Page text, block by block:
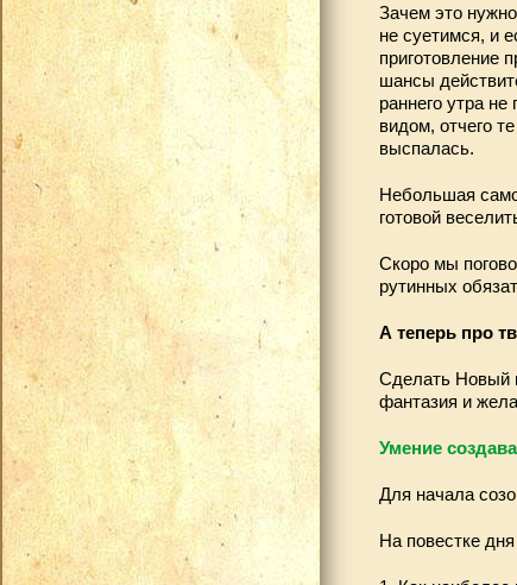
Зачем это
не суетимся, и
приготовление
шансы
раннего утра
видом, отчего
выспалась.
Небольшая
готовой
Скоро мы
рутинных
А теперь про
Сделать Новый
фантазия и
Умение
Для начала
На повестке